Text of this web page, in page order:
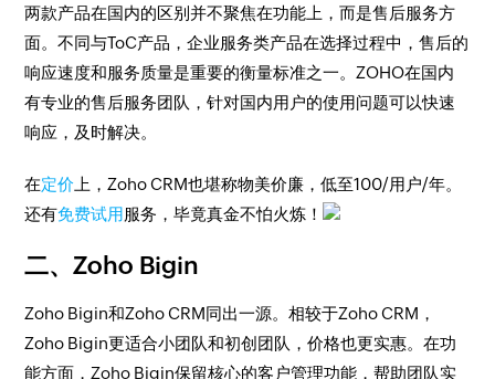
两款产品在国内的区别并不聚焦在功能上，而是售后服务方
面。不同与ToC产品，企业服务类产品在选择过程中，售后的
响应速度和服务质量是重要的衡量标准之一。ZOHO在国内
有专业的售后服务团队，针对国内用户的使用问题可以快速
响应，及时解决。
在定价 上，Zoho CRM也堪称物美价廉，低至100/用户/年。
还有免费试用服务，毕竟真金不怕火炼！
二、Zoho Bigin
Zoho Bigin和Zoho CRM同出一源。相较于Zoho CRM，
Zoho Bigin更适合小团队和初创团队，价格也更实惠。在功
能方面，Zoho Bigin保留核心的客户管理功能，帮助团队实